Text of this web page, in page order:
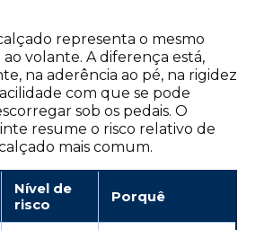
representa o mesmo
volante. A diferença está,
na aderência ao pé, na rigidez
com que se pode
sob os pedais. O
resume o risco relativo de
mais comum.
Nível de
risco
Porquê